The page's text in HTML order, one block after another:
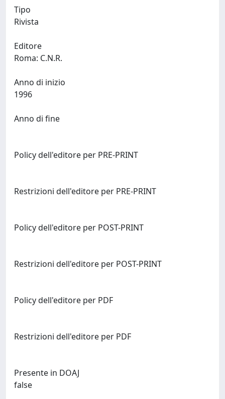
Tipo
Rivista
Editore
Anno di inizio
Anno di fine
Policy dell'editore per PRE-PRINT
Restrizioni dell'editore per PRE-PRINT
Policy dell'editore per POST-PRINT
Restrizioni dell'editore per POST-PRINT
Policy dell'editore per PDF
Restrizioni dell'editore per PDF
Presente in DOAJ